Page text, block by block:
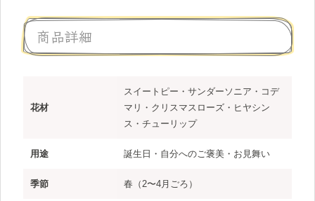
商品詳細
花材
スイートピー・サンダーソニア・コデ
マリ・クリスマスローズ・ヒヤシン
ス・チューリップ
用途 誕生日・自分へのご褒美・お見舞い
季節 春（2〜4月ごろ）